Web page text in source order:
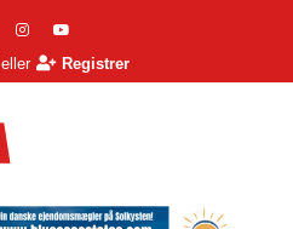
eller Registrer